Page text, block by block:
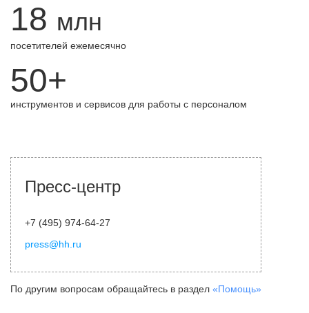
18 млн
посетителей ежемесячно
50+
инструментов и сервисов для работы с персоналом
Пресс-центр
+7 (495) 974-64-27
press@hh.ru
По другим вопросам обращайтесь в раздел «Помощь»